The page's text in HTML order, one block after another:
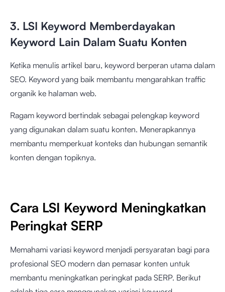
3. LSI Keyword Memberdayakan
Keyword Lain Dalam Suatu Konten
Ketika menulis artikel baru, keyword berperan utama dalam
SEO. Keyword yang baik membantu mengarahkan traffic
organik ke halaman web.
Ragam keyword bertindak sebagai pelengkap keyword
yang digunakan dalam suatu konten. Menerapkannya
membantu memperkuat konteks dan hubungan semantik
konten dengan topiknya.
Cara LSI Keyword Meningkatkan
Peringkat SERP
Memahami variasi keyword menjadi persyaratan bagi para
profesional SEO modern dan pemasar konten untuk
membantu meningkatkan peringkat pada SERP. Berikut